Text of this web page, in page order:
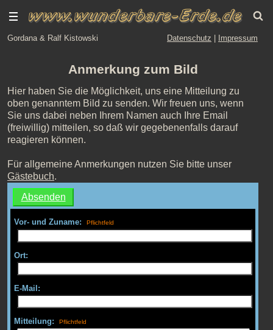
Gordana & Ralf Kistowski Datenschutz Impressum
Anmerkung zum Bild
Hier haben Sie die Möglichkeit, uns eine Mitteilung zu
oben genanntem Bild zu senden. Wir freuen uns, wenn
Sie uns dabei neben Ihrem Namen auch Ihre Email
(freiwillig) mitteilen, so daß wir gegebenenfalls darauf
reagieren können.
Für allgemeine Anmerkungen nutzen Sie bitte unser
Gästebuch.
Vor- und Zuname:
Ort:
E-Mail:
Mitteilung: